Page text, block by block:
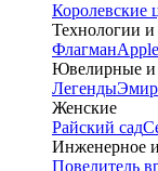
Королевские
Технологии
Флагман
Ювелирные и
Легенды
Женские
Райский сад
Инженерное
Повелитель